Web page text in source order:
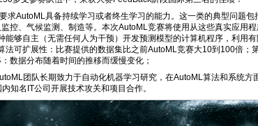
AutoML具备持续学习或者终生学习的能力。这一类的典型问题包
、气候监测、制造等。本次AutoML竞赛将使用从这些真实应用程
够自主（无需任何人为干预）开发预测模型的计算机程序，利用
可扩展性：比赛提供的数据集比之前AutoML竞赛大10到100倍；
数据分布随着时间的推移而缓慢变化；
团队长期致力于自动化机器学习研究，在AutoML算法和系统方
知名IT公司开展技术攻关和项目合作。